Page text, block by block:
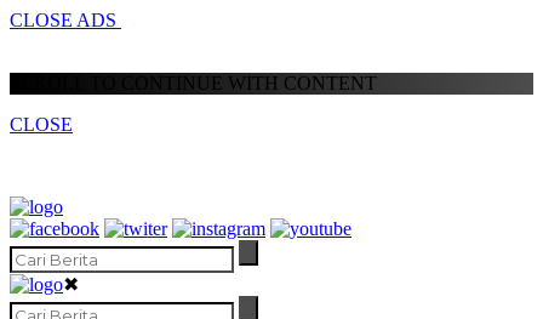
CLOSE ADS
SCROLL TO CONTINUE WITH CONTENT
CLOSE
✖